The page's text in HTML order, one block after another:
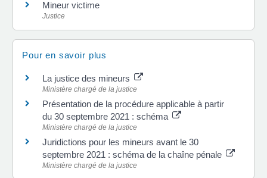
Mineur victime
Justice
Pour en savoir plus
La justice des mineurs
Ministère chargé de la justice
Présentation de la procédure applicable à partir
du 30 septembre 2021 : schéma
Ministère chargé de la justice
Juridictions pour les mineurs avant le 30
septembre 2021 : schéma de la chaîne pénale
Ministère chargé de la justice